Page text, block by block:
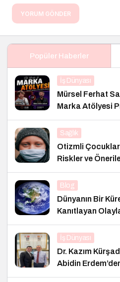
YORUM GÖNDER
Popüler Haberler
İş Dünyası
Mürsel Ferhat
Marka Atölyesi
Sağlık
Otizmli
Riskler ve
Blog
Dünyanın Bir
Kanıtlayan
İş Dünyası
Dr. Kazım
Abidin